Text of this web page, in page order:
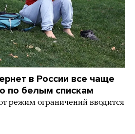
в России все чаще
по белым спискам
режим ограничений вводится